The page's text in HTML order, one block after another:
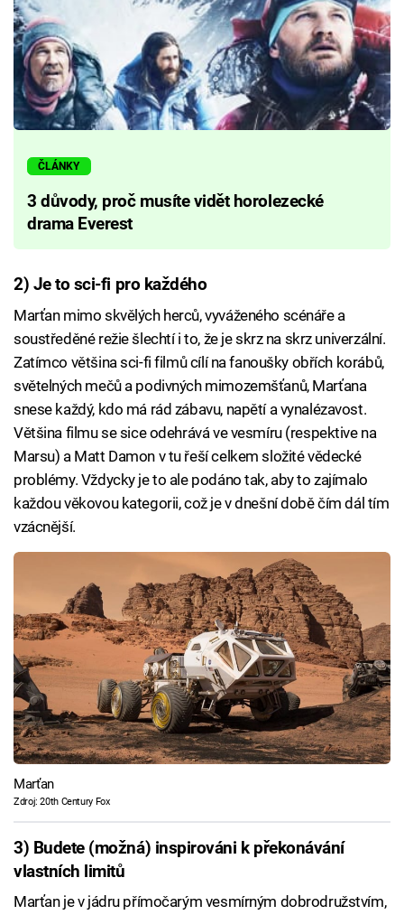
ČLÁNKY
3 důvody, proč musíte vidět horolezecké
drama Everest
2) Je to sci-fi pro každého
Marťan mimo skvělých herců, vyváženého scénáře a
soustředěné režie šlechtí i to, že je skrz na skrz univerzální.
Zatímco většina sci-fi filmů cílí na fanoušky obřích korábů,
světelných mečů a podivných mimozemšťanů, Marťana
snese každý, kdo má rád zábavu, napětí a vynalézavost.
Většina filmu se sice odehrává ve vesmíru (respektive na
Marsu) a Matt Damon v tu řeší celkem složité vědecké
problémy. Vždycky je to ale podáno tak, aby to zajímalo
každou věkovou kategorii, což je v dnešní době čím dál tím
vzácnější.
Marťan
Zdroj: 20th Century Fox
3) Budete (možná) inspirováni k překonávání
vlastních limitů
Marťan je v jádru přímočarým vesmírným dobrodružstvím,